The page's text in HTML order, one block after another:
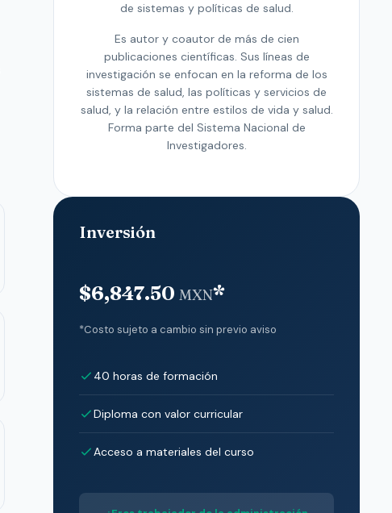
de sistemas y políticas de salud.
Es autor y coautor de más de cien
publicaciones científicas. Sus líneas de
investigación se enfocan en la reforma de los
sistemas de salud, las políticas y servicios de
salud, y la relación entre estilos de vida y salud.
Forma parte del Sistema Nacional de
Investigadores.
Inversión
$6,847.50 MXN*
*Costo sujeto a cambio sin previo aviso
40 horas de formación
Diploma con valor curricular
Acceso a materiales del curso